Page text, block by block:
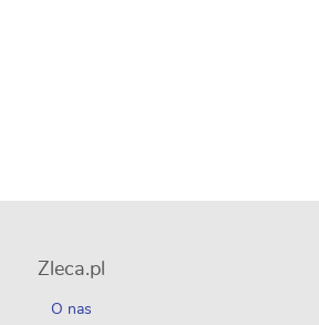
Zleca.pl
O nas